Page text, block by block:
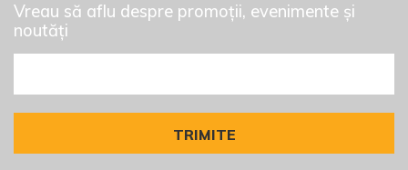
Vreau să aflu despre promoții, evenimente și
noutăți